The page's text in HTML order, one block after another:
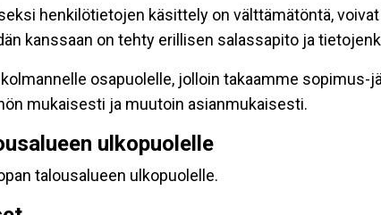
henkilötietojen käsittely on välttämätöntä,
kanssaan on tehty erillisen salassapito ja
osapuolelle, jolloin takaamme sopimus-
mukaisesti ja muutoin asianmukaisesti.
ulkopuolelle
talousalueen ulkopuolelle.